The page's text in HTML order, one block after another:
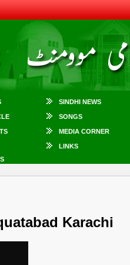
SINDHI NEWS
SONGS
MEDIA CORNER
LINKS
Karachi